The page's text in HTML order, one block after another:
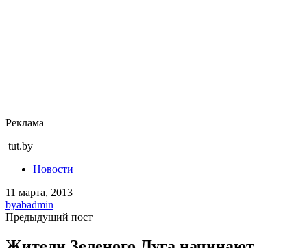
Реклама
tut.by
Новости
11 марта, 2013
byabadmin
Предыдущий пост